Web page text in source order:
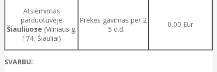
Atsiėmimas
parduotuvėje
Šiauliuose (Vilniaus g.
174, Šiauliai)
Prekės gavimas per 2
– 5 d.d.
0,00 Eur
SVARBU: